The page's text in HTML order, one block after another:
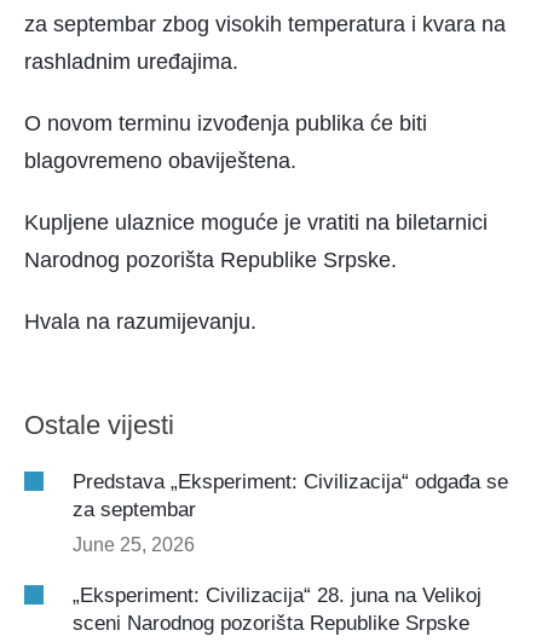
za septembar zbog visokih temperatura i kvara na
rashladnim uređajima.
O novom terminu izvođenja publika će biti
blagovremeno obaviještena.
Kupljene ulaznice moguće je vratiti na biletarnici
Narodnog pozorišta Republike Srpske.
Hvala na razumijevanju.
Ostale vijesti
Predstava „Eksperiment: Civilizacija“ odgađa se
za septembar
June 25, 2026
„Eksperiment: Civilizacija“ 28. juna na Velikoj
sceni Narodnog pozorišta Republike Srpske